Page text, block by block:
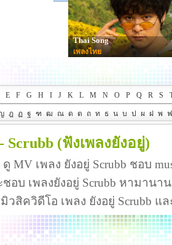
Thai Song
เพลงไทย
E F G H I J K L M N O P Q R S
ฎ ฏ ฐ ฑ ฒ ณ ด ต ถ ท ธ น บ ป ผ ฝ พ ฟ
Scrubb (ฟังเพลงยังอยู่)
ดู MV เพลง ยังอยู่ Scrubb ชอบ
ชอบ เพลงยังอยู่ Scrubb หามานา
วสิควิดีโอ เพลง ยังอยู่ Scrubb แ